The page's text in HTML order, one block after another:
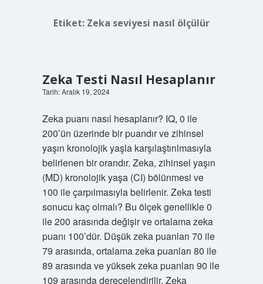
Etiket: Zeka seviyesi nasıl ölçülür
Zeka Testi Nasıl Hesaplanır
Tarih: Aralık 19, 2024
Zeka puanı nasıl hesaplanır? IQ, 0 ile
200’ün üzerinde bir puandır ve zihinsel
yaşın kronolojik yaşla karşılaştırılmasıyla
belirlenen bir orandır. Zeka, zihinsel yaşın
(MD) kronolojik yaşa (CI) bölünmesi ve
100 ile çarpılmasıyla belirlenir. Zeka testi
sonucu kaç olmalı? Bu ölçek genellikle 0
ile 200 arasında değişir ve ortalama zeka
puanı 100’dür. Düşük zeka puanları 70 ile
79 arasında, ortalama zeka puanları 80 ile
89 arasında ve yüksek zeka puanları 90 ile
109 arasında derecelendirilir. Zeka